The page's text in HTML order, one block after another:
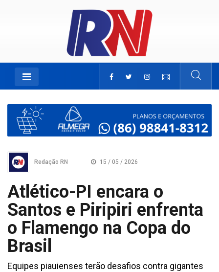
Redação RN 15 / 05 / 2026
Atlético-PI encara o
Santos e Piripiri enfrenta
o Flamengo na Copa do
Brasil
Equipes piauienses terão desafios contra gigantes